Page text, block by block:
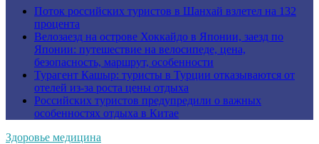
Поток российских туристов в Шанхай взлетел на 132
процента
Велозаезд на острове Хоккайдо в Японии, заезд по
Японии: путешествие на велосипеде, цена,
безопасность, маршрут, особенности
Турагент Кашыр: туристы в Турции отказываются от
отелей из-за роста цены отдыха
Российских туристов предупредили о важных
особенностях отдыха в Китае
Здоровье медицина